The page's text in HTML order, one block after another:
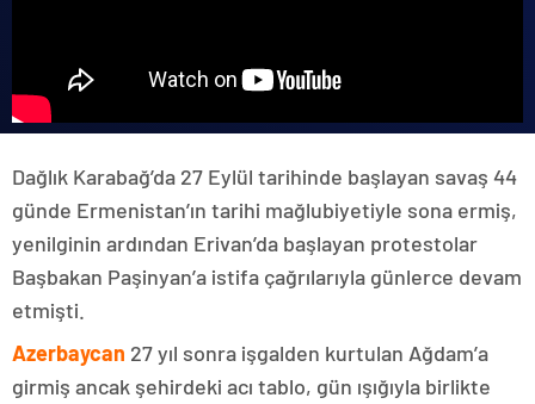
Dağlık Karabağ’da 27 Eylül tarihinde başlayan savaş 44
günde Ermenistan’ın tarihi mağlubiyetiyle sona ermiş,
yenilginin ardından Erivan’da başlayan protestolar
Başbakan Paşinyan’a istifa çağrılarıyla günlerce devam
etmişti.
Azerbaycan 27 yıl sonra işgalden kurtulan Ağdam’a
girmiş ancak şehirdeki acı tablo, gün ışığıyla birlikte